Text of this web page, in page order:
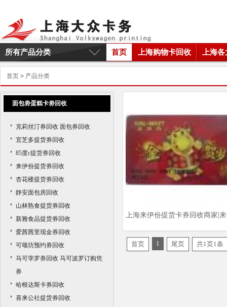
首页 上海购物卡回收 上海
所有产品分类
首页 > 产品分类
面包劵蛋糕卡劵回收
克莉丝汀券回收 面包券回收
宜芝多提货券回收
85度c提货券回收
来伊份提货券回收
杏花楼提货券回收
静安面包房回收
山林熟食提货券回收
新雅食品提货券回收
爱茜茜里现金券回收
可颂坊预约券回收
马可孛罗券回收 马可波罗订购凭
券
哈根达斯卡券回收
喜来公社提货券回收
上海来伊份提货卡券回收商家|
首页 1 尾页 共1页1条